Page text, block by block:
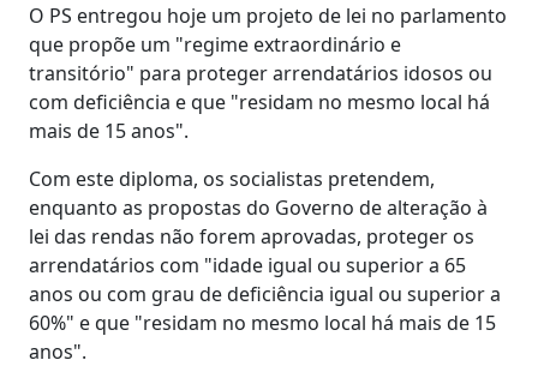
O PS entregou hoje um projeto de lei no parlamento
que propõe um "regime extraordinário e
transitório" para proteger arrendatários idosos ou
com deficiência e que "residam no mesmo local há
mais de 15 anos".
Com este diploma, os socialistas pretendem,
enquanto as propostas do Governo de alteração à
lei das rendas não forem aprovadas, proteger os
arrendatários com "idade igual ou superior a 65
anos ou com grau de deficiência igual ou superior a
60%" e que "residam no mesmo local há mais de 15
anos".